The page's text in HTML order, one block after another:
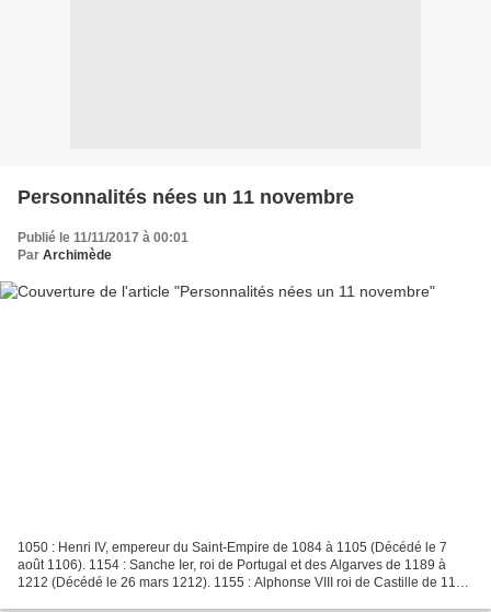
Personnalités nées un 11 novembre
Publié le 11/11/2017 à 00:01
Par Archimède
1050 : Henri IV, empereur du Saint-Empire de 1084 à 1105 (Décédé le 7
août 1106). 1154 : Sanche Ier, roi de Portugal et des Algarves de 1189 à
1212 (Décédé le 26 mars 1212). 1155 : Alphonse VIII roi de Castille de 1158